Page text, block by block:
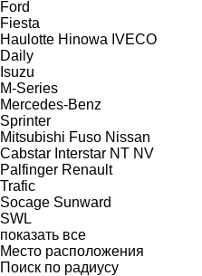
Ford
Fiesta
Haulotte Hinowa IVECO
Daily
Isuzu
M-Series
Mercedes-Benz
Sprinter
Mitsubishi Fuso Nissan
Cabstar Interstar NT NV
Palfinger Renault
Trafic
Socage Sunward
SWL
показать все
Место расположения
Поиск по радиусу